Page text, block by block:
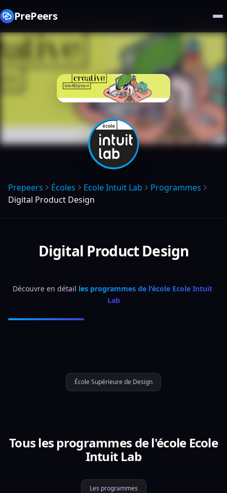
PrePeers
Prepeers Écoles Ecole Intuit Lab
Programmes
Digital Product Design
Digital Product Design
Découvre en détail les programmes de l'école Ecole Intuit
Lab
École Supérieure de Design
Tous les programmes de l'école Ecole
Intuit Lab
Les programmes